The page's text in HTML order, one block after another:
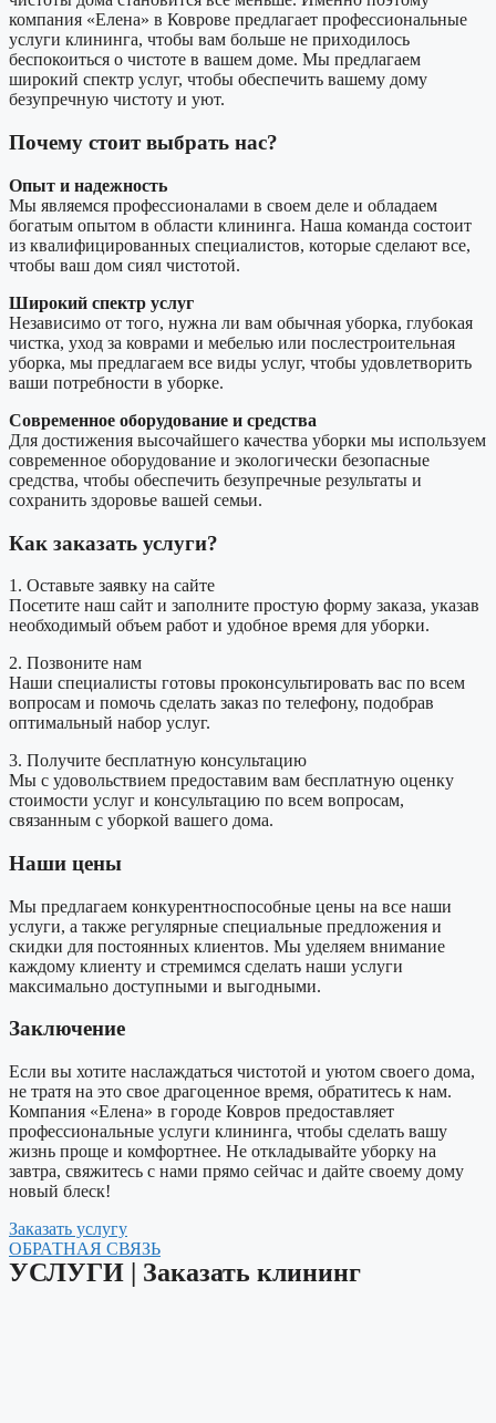
компания «Елена» в Коврове предлагает профессиональные
услуги клининга, чтобы вам больше не приходилось
беспокоиться о чистоте в вашем доме. Мы предлагаем
широкий спектр услуг, чтобы обеспечить вашему дому
безупречную чистоту и уют.
Почему стоит выбрать нас?
Опыт и надежность
Мы являемся профессионалами в своем деле и обладаем
богатым опытом в области клининга. Наша команда состоит
из квалифицированных специалистов, которые сделают все,
чтобы ваш дом сиял чистотой.
Широкий спектр услуг
Независимо от того, нужна ли вам обычная уборка, глубокая
чистка, уход за коврами и мебелью или послестроительная
уборка, мы предлагаем все виды услуг, чтобы удовлетворить
ваши потребности в уборке.
Современное оборудование и средства
Для достижения высочайшего качества уборки мы используем
современное оборудование и экологически безопасные
средства, чтобы обеспечить безупречные результаты и
сохранить здоровье вашей семьи.
Как заказать услуги?
1. Оставьте заявку на сайте
Посетите наш сайт и заполните простую форму заказа, указав
необходимый объем работ и удобное время для уборки.
2. Позвоните нам
Наши специалисты готовы проконсультировать вас по всем
вопросам и помочь сделать заказ по телефону, подобрав
оптимальный набор услуг.
3. Получите бесплатную консультацию
Мы с удовольствием предоставим вам бесплатную оценку
стоимости услуг и консультацию по всем вопросам,
связанным с уборкой вашего дома.
Наши цены
Мы предлагаем конкурентноспособные цены на все наши
услуги, а также регулярные специальные предложения и
скидки для постоянных клиентов. Мы уделяем внимание
каждому клиенту и стремимся сделать наши услуги
максимально доступными и выгодными.
Заключение
Если вы хотите наслаждаться чистотой и уютом своего дома,
не тратя на это свое драгоценное время, обратитесь к нам.
Компания «Елена» в городе Ковров предоставляет
профессиональные услуги клининга, чтобы сделать вашу
жизнь проще и комфортнее. Не откладывайте уборку на
завтра, свяжитесь с нами прямо сейчас и дайте своему дому
новый блеск!
Заказать услугу
ОБРАТНАЯ СВЯЗЬ
УСЛУГИ​ | Заказать клининг